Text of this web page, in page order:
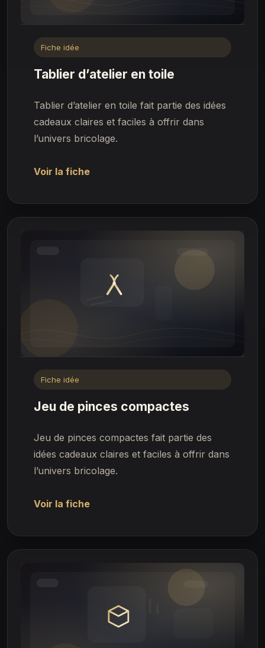
Fiche idée
Tablier d’atelier en toile
Tablier d’atelier en toile fait partie des idées
cadeaux claires et faciles à offrir dans
l’univers bricolage.
Voir la fiche
Fiche idée
Jeu de pinces compactes
Jeu de pinces compactes fait partie des
idées cadeaux claires et faciles à offrir dans
l’univers bricolage.
Voir la fiche